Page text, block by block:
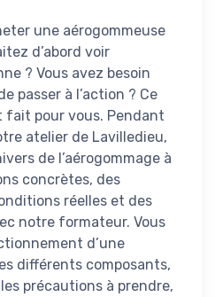
une aérogommeuse
d’abord voir
? Vous avez besoin
passer à l’action ? Ce
fait pour vous. Pendant
atelier de Lavilledieu,
de l’aérogommage à
concrètes, des
réelles et des
notre formateur. Vous
d’une
différents composants,
précautions à prendre,